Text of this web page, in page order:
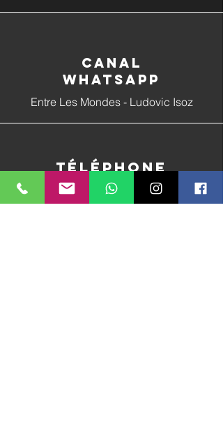
Canal
whatsapp
Entre Les Mondes - Ludovic Isoz
Téléphone
079 460 65 95